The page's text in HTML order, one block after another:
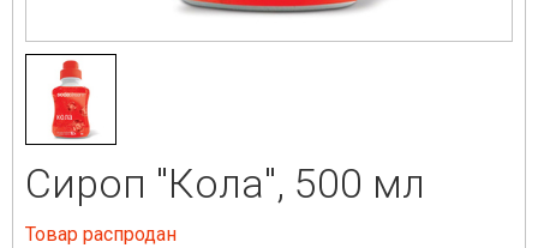
Сироп "Кола", 500 мл
Товар распродан